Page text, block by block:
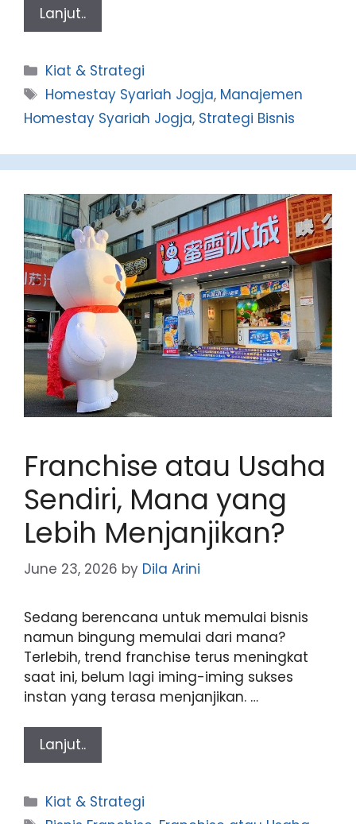
Lanjut..
Categories
Kiat & Strategi
Tags
Homestay Syariah Jogja, Manajemen
Homestay Syariah Jogja, Strategi Bisnis
Franchise atau Usaha
Sendiri, Mana yang
Lebih Menjanjikan?
June 23, 2026 by Dila Arini
Sedang berencana untuk memulai bisnis
namun bingung memulai dari mana?
Terlebih, trend franchise terus meningkat
saat ini, belum lagi iming-iming sukses
instan yang terasa menjanjikan. …
Lanjut..
Categories
Kiat & Strategi